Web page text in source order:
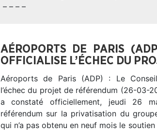
– – – –
AÉROPORTS DE PARIS
OFFICIALISE L’ÉCHEC DU
Aéroports de Paris (ADP) : Le
l’échec du projet de référendum (26-03-
a constaté officiellement, jeudi 26
référendum sur la privatisation du
qui n’a pas obtenu en neuf mois le